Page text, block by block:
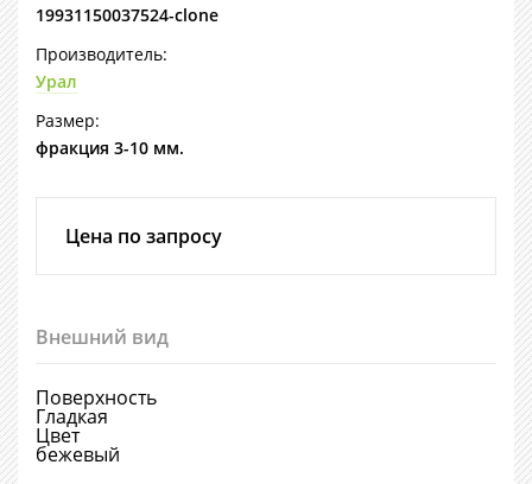
19931150037524-clone
Производитель:
Урал
Размер:
фракция 3-10 мм.
Цена по запросу
Внешний вид
Поверхность
Гладкая
Цвет
бежевый